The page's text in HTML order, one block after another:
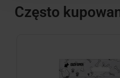
Często